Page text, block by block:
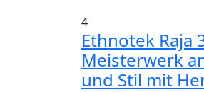
4
Ethnotek Raja
Meisterwerk
und Stil mit